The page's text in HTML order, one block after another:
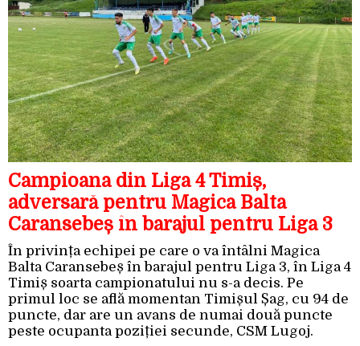
Campioana din Liga 4 Timiș,
adversară pentru Magica Balta
Caransebeș în barajul pentru Liga 3
În privința echipei pe care o va întâlni Magica
Balta Caransebeș în barajul pentru Liga 3, în Liga 4
Timiș soarta campionatului nu s-a decis. Pe
primul loc se află momentan Timișul Șag, cu 94 de
puncte, dar are un avans de numai două puncte
peste ocupanta poziției secunde, CSM Lugoj.